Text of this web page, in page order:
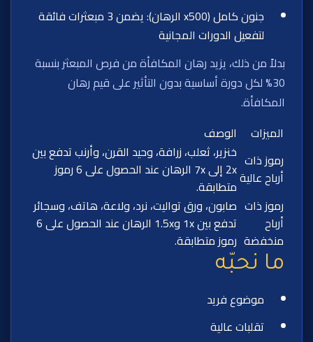
جنون كامل (x500 الرهان): يضمن 3 مبعثرات فائقة
لتفعيل الدورات المجانية
بدلاً من ذلك، يزيد رهان المكافأة من فرص المبعثر بنسبة
30% لكل دورة أساسية بدون التأثير على قيم رهان
المكافأة.
الميزات
الوصف
رموز ذات
أرباح عالية
خنزير، ثعلب، زرافة، وحيد القرن، وأرنب تدفع بين
2x إلى 7x الرهان عند الحصول على 6 رموز
متطابقة.
رموز ذات
أرباح
منخفضة
صابون، ورق تواليت، نرد، ولاعة، هاتف، وسجائر
تدفع بين 1x و1.5x الرهان عند الحصول على 6
رموز متطابقة.
ما نحبّه
موضوع فريد
تقلبات عالية